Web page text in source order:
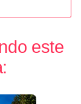
este